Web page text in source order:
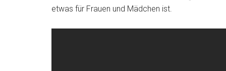
etwas für Frauen und Mädchen ist.